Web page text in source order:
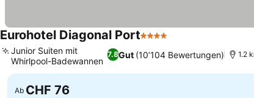
Eurohotel Diagonal Port4 Sterne
7.8Gut (10’104 Bewertungen)
Junior Suiten mit
Whirlpool-Badewannen
1.2
Ab CHF 76